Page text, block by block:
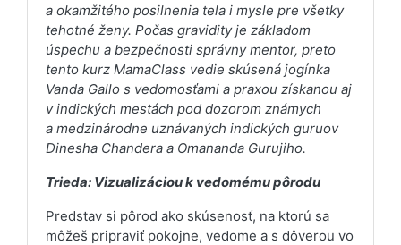
a okamžitého posilnenia tela i mysle pre všetky
tehotné ženy. Počas gravidity je základom
úspechu a bezpečnosti správny mentor, preto
tento kurz MamaClass vedie skúsená jogínka
Vanda Gallo s vedomosťami a praxou získanou aj
v indických mestách pod dozorom známych
a medzinárodne uznávaných indických guruov
Dinesha Chandera a Omananda Gurujiho.
Trieda: Vizualizáciou k vedomému pôrodu
Predstav si pôrod ako skúsenosť, na ktorú sa
môžeš pripraviť pokojne, vedome a s dôverou vo